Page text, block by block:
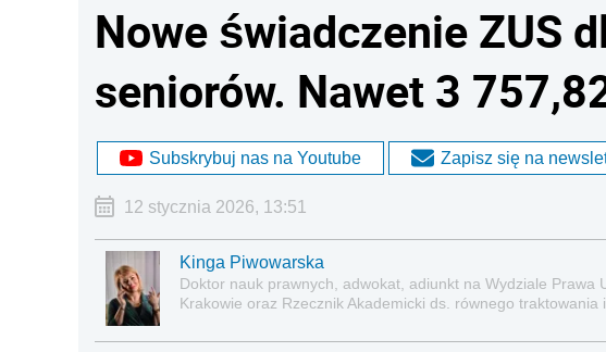
Nowe świadczenie ZUS
seniorów. Nawet 3
Subskrybuj nas na Youtube Zapisz się na
12 stycznia 2026, 13:51
Kinga Piwowarska
Doktor nauk prawnych, adwokat, adiunkt na Wydziale Prawa
Krakowie oraz Rzecznik Akademicki ds. równego
socjalną.